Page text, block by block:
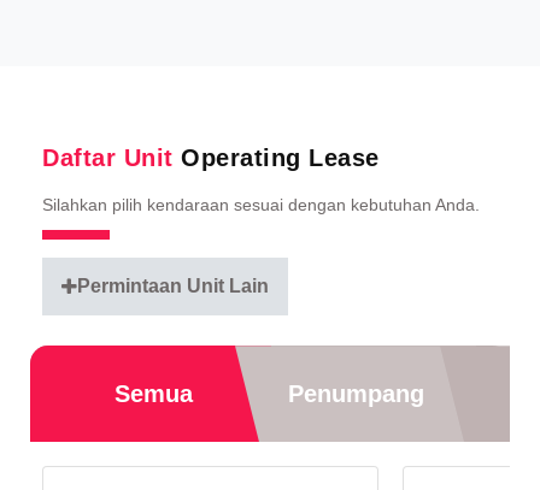
Daftar Unit Operating Lease
Silahkan pilih kendaraan sesuai dengan kebutuhan Anda.
Permintaan Unit Lain
Semua Penumpang